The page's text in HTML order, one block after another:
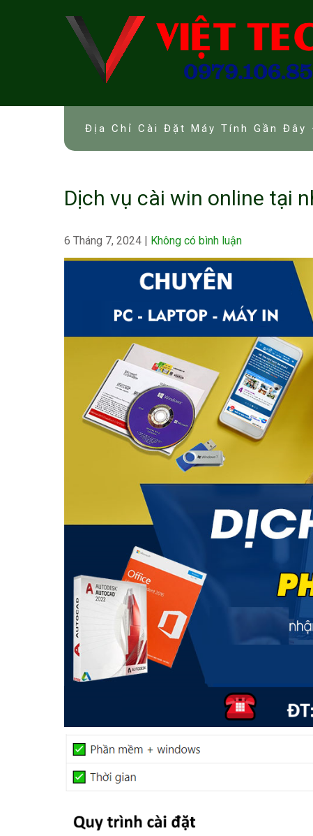
Địa Chỉ Cài Đặt Máy Tính Gần Đây
Dịch vụ cài win online tại
6 Tháng 7, 2024 | Không có bình luận